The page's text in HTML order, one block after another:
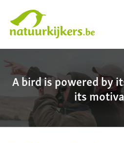
Natuurkijkers
A bird is powered by
its